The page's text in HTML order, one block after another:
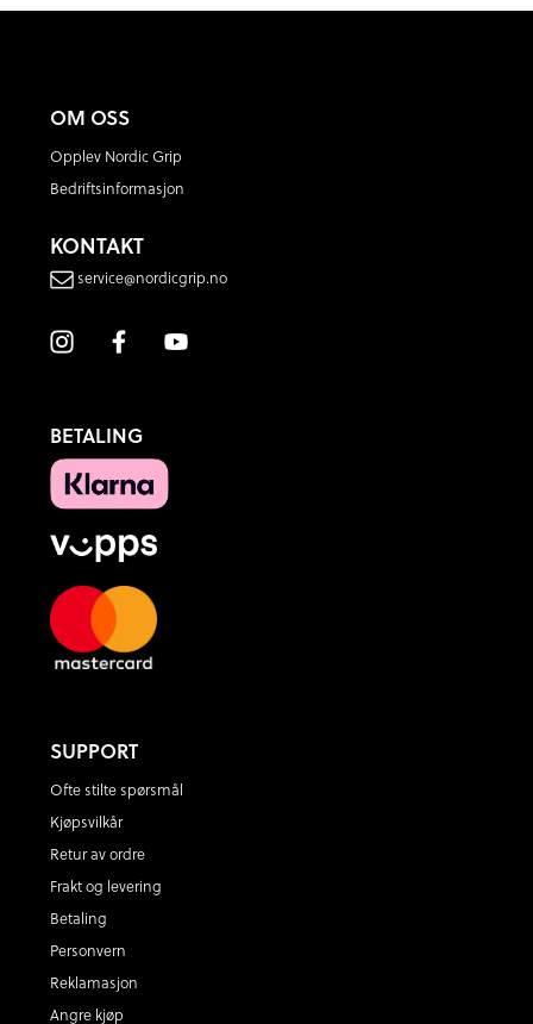
OM OSS
Opplev Nordic Grip
Bedriftsinformasjon
KONTAKT
service@nordicgrip.no
BETALING
SUPPORT
Ofte stilte spørsmål
Kjøpsvilkår
Retur av ordre
Frakt og levering
Betaling
Personvern
Reklamasjon
Angre kjøp